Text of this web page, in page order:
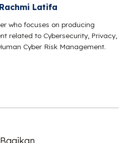
Latifa
who focuses on producing
related to Cybersecurity, Privacy,
Cyber Risk Management.
Bagikan